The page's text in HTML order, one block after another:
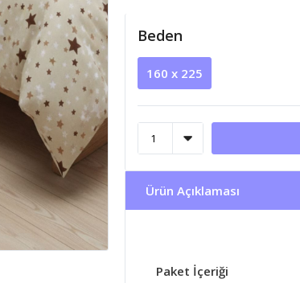
Beden
160 x 225
Ürün Açıklaması
Paket İçeriği